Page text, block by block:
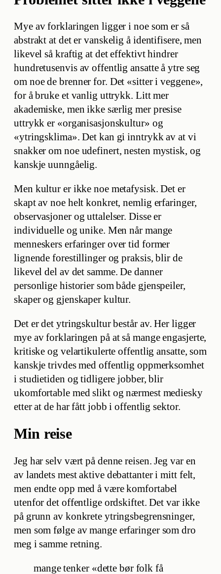
Mye av forklaringen ligger i noe som er så
abstrakt at det er vanskelig å identifisere, men
likevel så kraftig at det effektivt hindrer
hundretusenvis av offentlig ansatte å ytre seg
om noe de brenner for. Det «sitter i veggene»,
for å bruke et vanlig uttrykk. Litt mer
akademiske, men ikke særlig mer presise
uttrykk er «organisasjonskultur» og
«ytringsklima». Det kan gi inntrykk av at vi
snakker om noe udefinert, nesten mystisk, og
kanskje uunngåelig.
Men kultur er ikke noe metafysisk. Det er
skapt av noe helt konkret, nemlig erfaringer,
observasjoner og uttalelser. Disse er
individuelle og unike. Men når mange
menneskers erfaringer over tid former
lignende forestillinger og praksis, blir de
likevel del av det samme. De danner
personlige historier som både gjenspeiler,
skaper og gjenskaper kultur.
Det er det ytringskultur består av. Her ligger
mye av forklaringen på at så mange engasjerte,
kritiske og velartikulerte offentlig ansatte, som
kanskje trivdes med offentlig oppmerksomhet
i studietiden og tidligere jobber, blir
ukomfortable med slikt og nærmest mediesky
etter at de har fått jobb i offentlig sektor.
Min reise
Jeg har selv vært på denne reisen. Jeg var en
av landets mest aktive debattanter i mitt felt,
men endte opp med å være komfortabel
utenfor det offentlige ordskiftet. Det var ikke
på grunn av konkrete ytringsbegrensninger,
men som følge av mange erfaringer som dro
meg i samme retning.
mange tenker «dette bør folk få